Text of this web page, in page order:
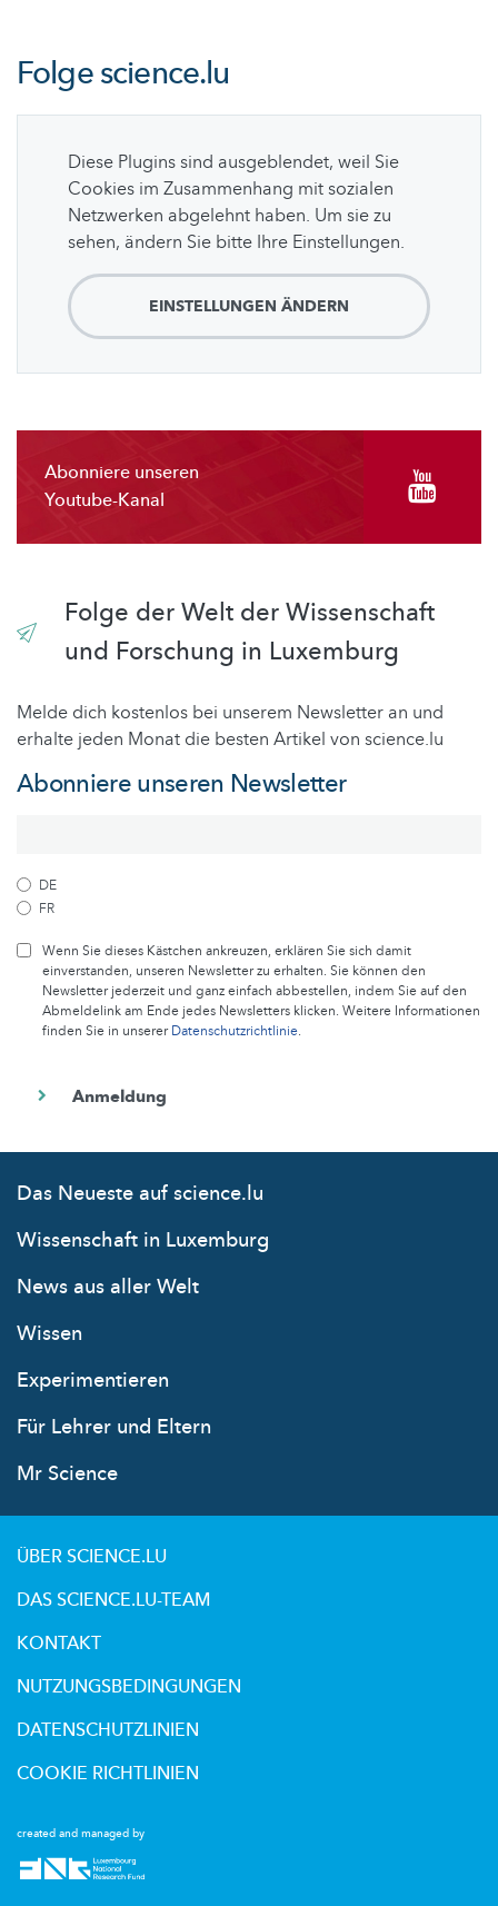
Folgescience.lu
Diese Plugins sind ausgeblendet, weil Sie
Cookies im Zusammenhang mit sozialen
Netzwerken abgelehnt haben. Um sie zu
sehen, ändern Sie bitte Ihre Einstellungen.
EINSTELLUNGEN ÄNDERN
Abonniere unseren
Youtube-Kanal
Folge der Welt der Wissenschaft
und Forschung in Luxemburg
Melde dich kostenlos bei unserem Newsletter an und
erhalte jeden Monat die besten Artikel von science.lu
Abonniere unseren Newsletter
DE
FR
Wenn Sie dieses Kästchen ankreuzen, erklären Sie sich damit
einverstanden, unseren Newsletter zu erhalten. Sie können den
Newsletter jederzeit und ganz einfach abbestellen, indem Sie auf den
Abmeldelink am Ende jedes Newsletters klicken. Weitere Informationen
finden Sie in unsererDatenschutzrichtlinie.
Das Neueste auf science.lu
Wissenschaft in Luxemburg
News aus aller Welt
Wissen
Experimentieren
Für Lehrer und Eltern
Mr Science
created and managed by
ÜBER SCIENCE.LU
DAS SCIENCE.LU-TEAM
KONTAKT
NUTZUNGSBEDINGUNGEN
DATENSCHUTZLINIEN
COOKIE RICHTLINIEN